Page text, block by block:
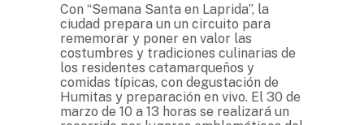
Con “Semana Santa en Laprida”, la
ciudad prepara un un circuito para
rememorar y poner en valor las
costumbres y tradiciones culinarias de
los residentes catamarqueños y
comidas típicas, con degustación de
Humitas y preparación en vivo. El 30 de
marzo de 10 a 13 horas se realizará un